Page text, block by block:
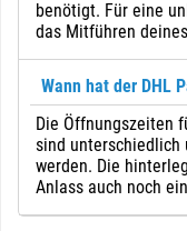
benötigt. Für eine
das Mitführen
Wann hat der DHL
Die Öffnungszeiten
sind
werden. Die
Anlass auch noch